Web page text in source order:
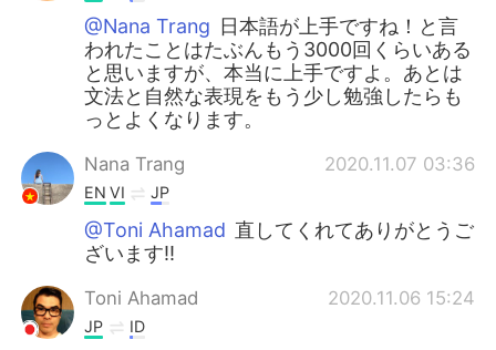
@Nana Trang 日本語が上手ですね！と言
われたことはたぶんもう3000回くらいある
と思いますが、本当に上手ですよ。あとは
文法と自然な表現をもう少し勉強したらも
っとよくなります。
Nana Trang 2020.11.07 03:36
EN VI JP
@Toni Ahamad 直してくれてありがとうご
ざいます!!
Toni Ahamad 2020.11.06 15:24
JP ID